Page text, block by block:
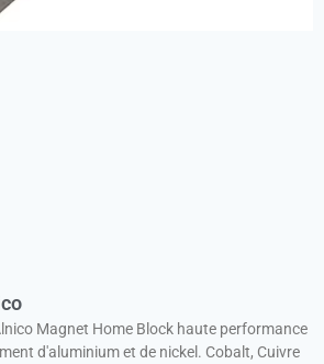
Magnet Home Block haute performance
d'aluminium et de nickel. Cobalt, Cuivre